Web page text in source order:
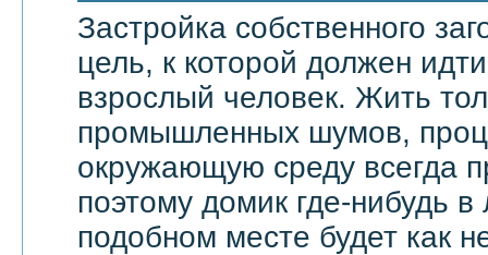
Застройка собственного
цель, к которой должен
взрослый человек. Жить
промышленных шумов,
окружающую среду всегда
поэтому домик где-нибудь
подобном месте будет как